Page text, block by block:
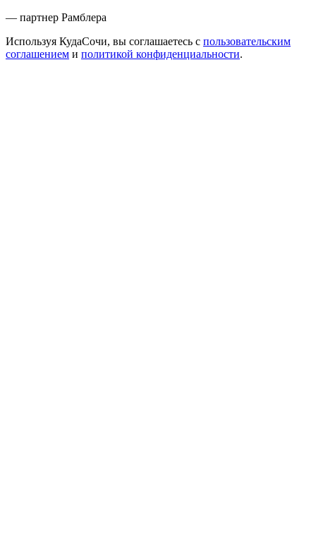
— партнер Рамблера
Используя КудаСочи, вы соглашаетесь с пользовательским
соглашением и политикой конфиденциальности.